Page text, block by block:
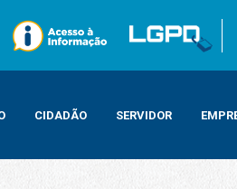
CIDADÃO SERVIDOR